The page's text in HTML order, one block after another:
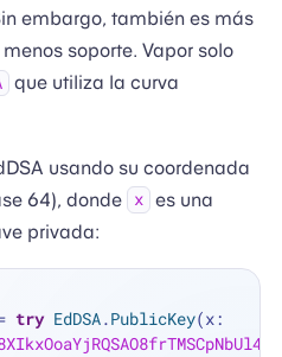
embargo, también es más
soporte. Vapor solo
que utiliza la curva
usando su coordenada
64), donde x es una
privada:
try EdDSA.PublicKey